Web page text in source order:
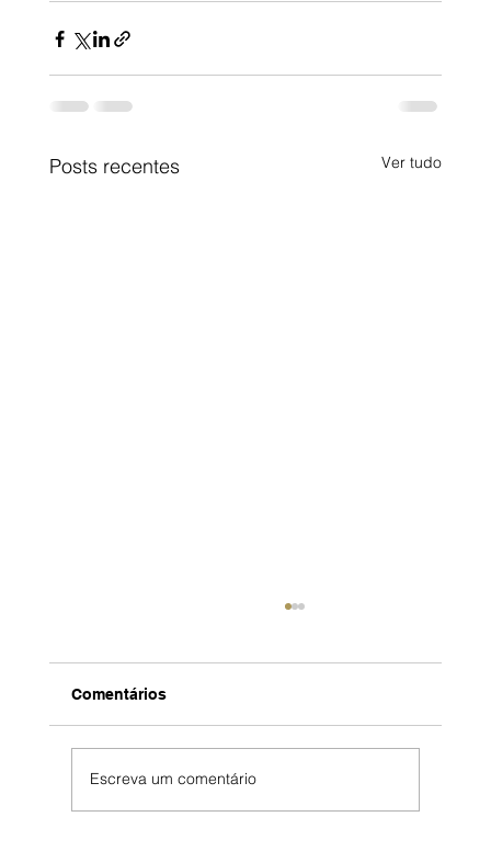
Posts recentes Ver tudo
Comentários
Escreva um comentário